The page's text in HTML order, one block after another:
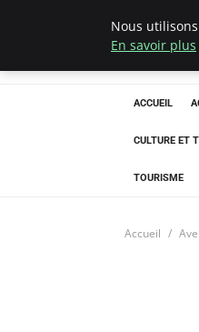
ACCUEIL
CULTURE ET
TOURISME
Accueil
Nous
En savoir plus